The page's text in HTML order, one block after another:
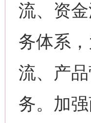
流、资
务体系
流、产
务。加